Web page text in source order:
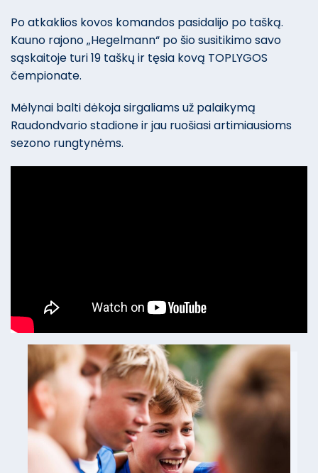
Po atkaklios kovos komandos pasidalijo po tašką.
Kauno rajono „Hegelmann“ po šio susitikimo savo
sąskaitoje turi 19 taškų ir tęsia kovą TOPLYGOS
čempionate.
Mėlynai balti dėkoja sirgaliams už palaikymą
Raudondvario stadione ir jau ruošiasi artimiausioms
sezono rungtynėms.